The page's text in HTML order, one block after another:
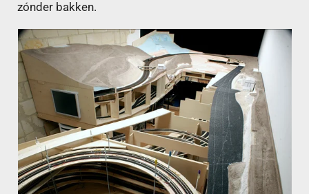
zónder bakken.